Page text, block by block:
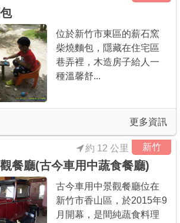
位於新竹市東區的薪石窯
柴燒麵包，隱藏在住宅區
巷弄裡，木造房子給人一
種溫馨舒...
更多資訊
新竹
餐廳(古今車用中蔬食餐廳)
約 12 公里
古今車用中景觀餐廳位在
新竹市香山區，於2015年9
月開幕，是間純蔬食料理